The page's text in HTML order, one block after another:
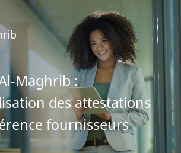
Maghrib :
des attestations
fournisseurs